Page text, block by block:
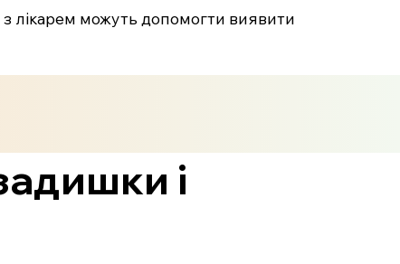
з лікарем можуть допомогти виявити
і